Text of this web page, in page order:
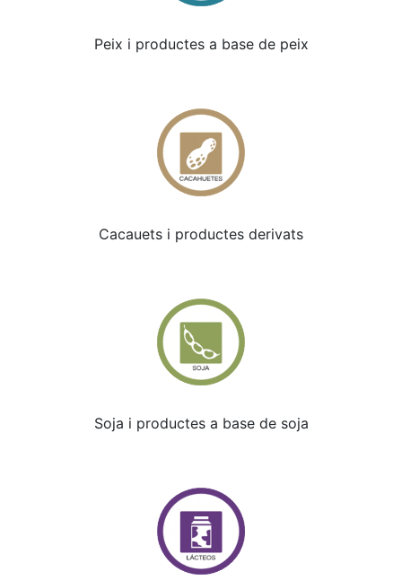
Peix i productes a base de peix
Cacauets i productes derivats
Soja i productes a base de soja